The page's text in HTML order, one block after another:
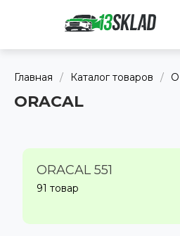
Главная / Каталог товаров /
ORACAL
ORACAL 551
91 товар